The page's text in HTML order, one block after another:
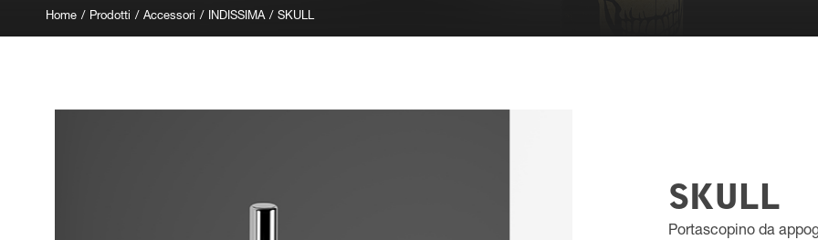
Home / Prodotti / Accessori / INDISSIMA / SKULL
SKULL
Portascopino da